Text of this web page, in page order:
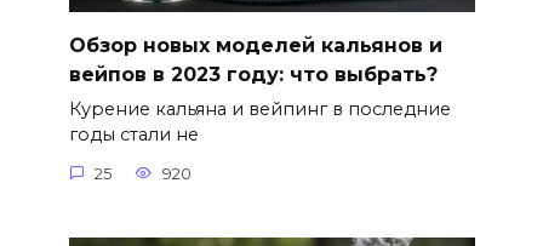
Обзор новых моделей кальянов и
вейпов в 2023 году: что выбрать?
Курение кальяна и вейпинг в последние
годы стали не
25 920